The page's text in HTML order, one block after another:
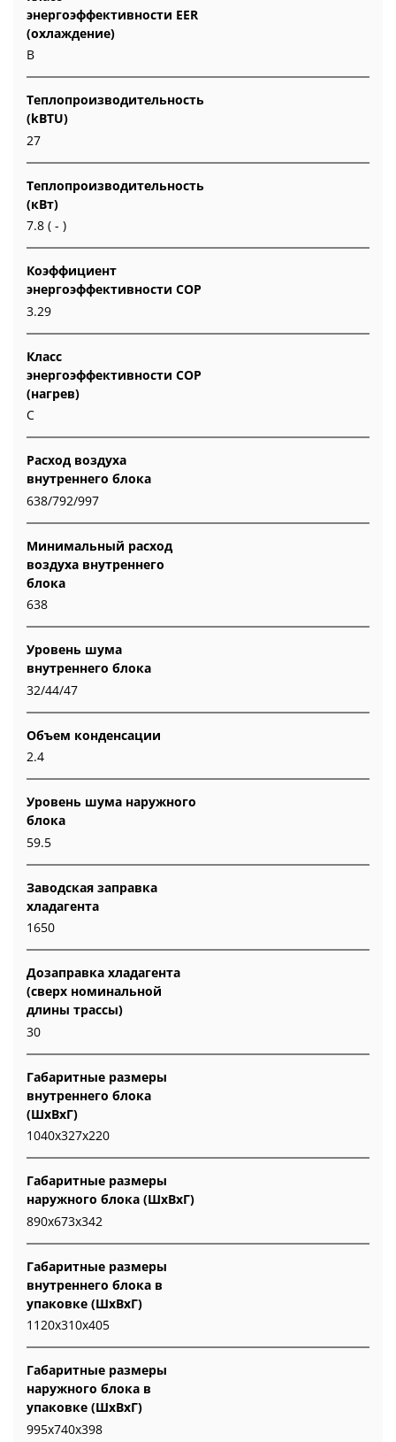
энергоэффективности EER
(охлаждение)
B
Теплопроизводительность
(kBTU)
27
Теплопроизводительность
(кВт)
7.8 ( - )
Коэффициент
энергоэффективности COP
3.29
Класс
энергоэффективности COP
(нагрев)
C
Расход воздуха
внутреннего блока
638/792/997
Минимальный расход
воздуха внутреннего
блока
638
Уровень шума
внутреннего блока
32/44/47
Объем конденсации
2.4
Уровень шума наружного
блока
59.5
Заводская заправка
хладагента
1650
Дозаправка хладагента
(сверх номинальной
длины трассы)
30
Габаритные размеры
внутреннего блока
(ШxВxГ)
1040x327x220
Габаритные размеры
наружного блока (ШxВxГ)
890x673x342
Габаритные размеры
внутреннего блока в
упаковке (ШxВxГ)
1120x310x405
Габаритные размеры
наружного блока в
упаковке (ШxВxГ)
995x740x398